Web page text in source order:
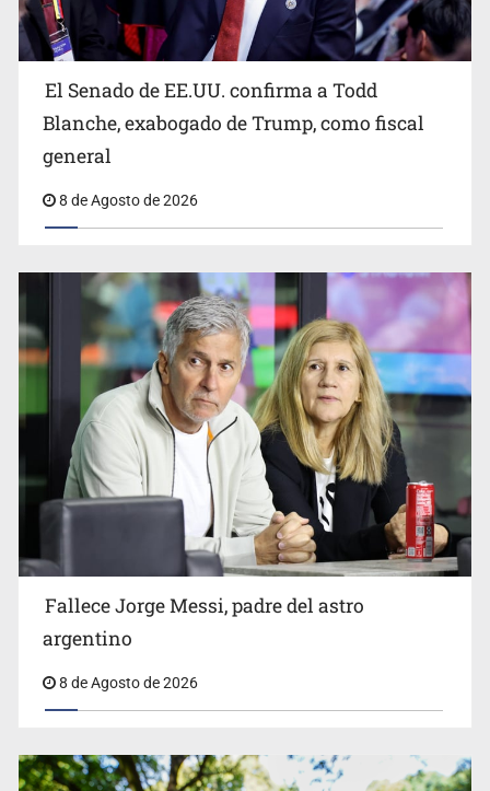
Realizan primera boda de personas sordas en Zapopan
El Senado de EE.UU. confirma a Todd Blanche,
exabogado de Trump, como fiscal general
El Senado de EE.UU. confirma a Todd
Blanche, exabogado de Trump, como fiscal
general
8 de Agosto de 2026
Fallece Jorge Messi, padre del astro
argentino
8 de Agosto de 2026